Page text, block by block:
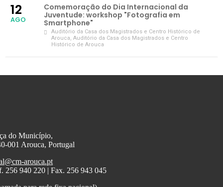
12
AGO
Comemoração do Dia Internacional da
Juventude: workshop "Fotografia em
Smartphone"
Auditório da Casa dos Magistrados e Centro Histórico de
Arouca, Auditório da Casa dos Magistrados e Centro
Histórico de Arouca
do Município,
001 Arouca, Portugal
arouca.pt
256 940 220 | Fax. 256 943 045